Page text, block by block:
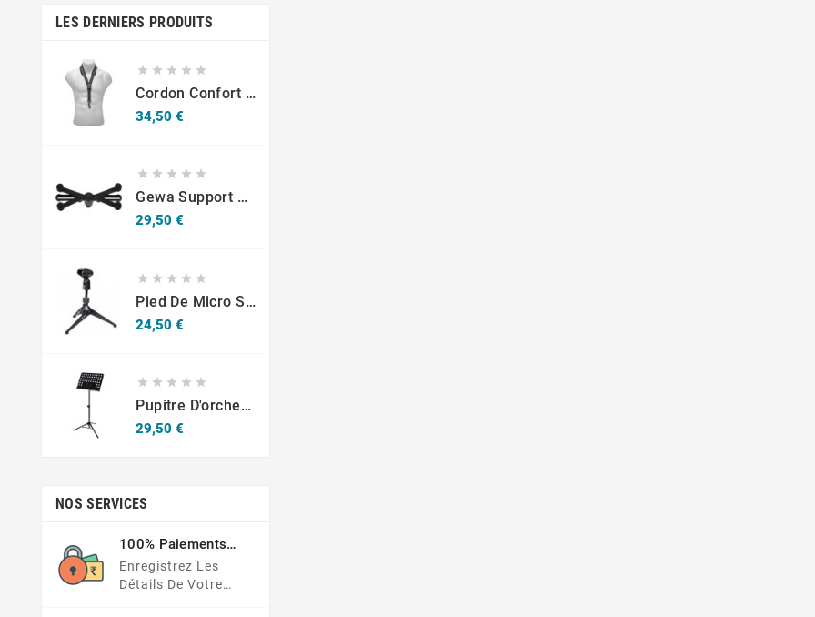
LES DERNIERS PRODUITS
    
Cordon Confort Sax -S10SH Mousqueton - Adultes
34,50 €
    
Gewa Support Pour Tablette Universel 10.1-14"
29,50 €
    
Pied De Micro Superlux HM-6
24,50 €
    
Pupitre D'orchestre Fun Generation
29,50 €
NOS SERVICES
100% Paiements
Sécurisés
Enregistrez Les
Détails De Votre